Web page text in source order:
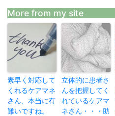
More from my site
素早く対応して
くれるケアマネ
さん、本当に有
難いですね。
立体的に患者さ
んを把握してく
れているケアマ
ネさん・・・助